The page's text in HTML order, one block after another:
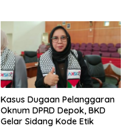
Kasus Dugaan Pelanggaran
Oknum DPRD Depok, BKD
Gelar Sidang Kode Etik